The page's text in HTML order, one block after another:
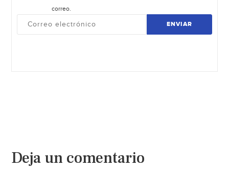
correo.
ENVIAR
Deja un comentario